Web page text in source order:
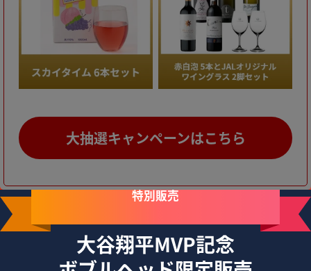
大抽選キャンペーンはこちら
特別販売
大谷翔平MVP記念